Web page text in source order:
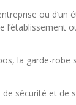
ou
l’établissement
la garde-
sécurité et de